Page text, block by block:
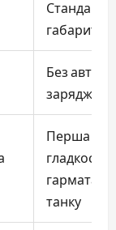
Стандартні
габарити
Без
Перша
гармата на
танку